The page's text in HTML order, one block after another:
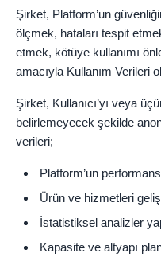
Şirket, Platform’un
ölçmek, hataları tespit
etmek, kötüye kullanımı
amacıyla Kullanım Verileri
Şirket, Kullanıcı’yı veya
belirlemeyecek şekilde
verileri;
Platform’un
Ürün ve hizmetleri
İstatistiksel analizler
Kapasite ve altyapı